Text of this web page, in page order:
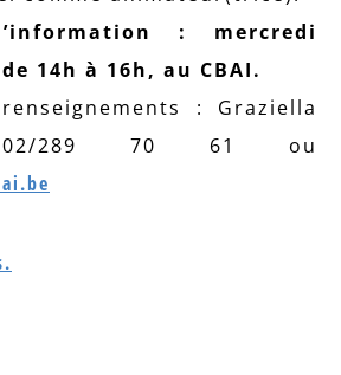
: mercredi
14h à 16h, au CBAI.
: Graziella
02/289 70 61 ou